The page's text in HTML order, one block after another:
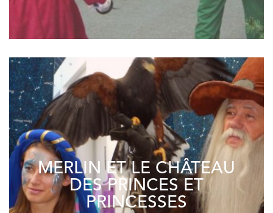
MERLIN ET LE CHÂTEAU
DES PRINCES ET
PRINCESSES